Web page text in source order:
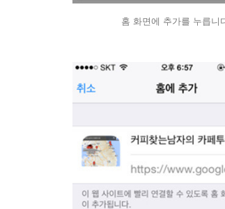
홈 화면에 추가를 누릅니